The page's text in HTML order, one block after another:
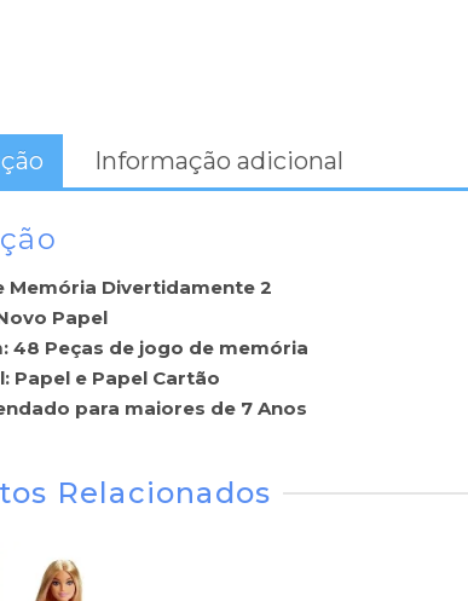
Informação adicional
Memória Divertidamente 2
Papel
48 Peças de jogo de memória
Papel e Papel Cartão
para maiores de 7 Anos
Relacionados